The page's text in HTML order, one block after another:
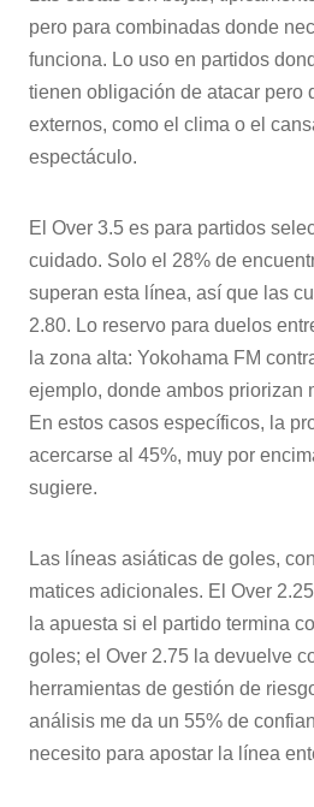
pero para combinadas donde
funciona. Lo uso en partidos
tienen obligación de atacar pero
externos, como el clima o el
espectáculo.
El Over 3.5 es para partidos
cuidado. Solo el 28% de
superan esta línea, así que las
2.80. Lo reservo para duelos
la zona alta: Yokohama FM
ejemplo, donde ambos priorizan
En estos casos específicos, la
acercarse al 45%, muy por
sugiere.
Las líneas asiáticas de goles,
matices adicionales. El Over
la apuesta si el partido termina
goles; el Over 2.75 la devuelve
herramientas de gestión de
análisis me da un 55% de
necesito para apostar la línea